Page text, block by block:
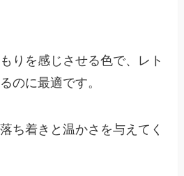
りを感じさせる色で、レト
のに最適です。
ち着きと温かさを与えてく